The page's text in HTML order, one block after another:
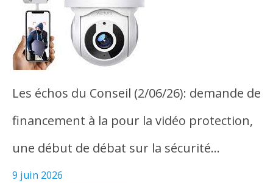
Les échos du Conseil (2/06/26): demande de
financement à la pour la vidéo protection,
une début de débat sur la sécurité…
9 juin 2026